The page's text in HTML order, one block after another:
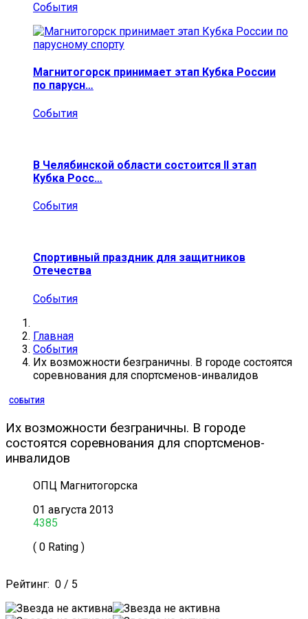
События
Магнитогорск принимает этап Кубка России
по парусн…
События
В Челябинской области состоится II этап
Кубка Росс…
События
Спортивный праздник для защитников
Отечества
События
Главная
События
Их возможности безграничны. В городе состоятся
соревнования для спортсменов-инвалидов
СОБЫТИЯ
Их возможности безграничны. В городе
состоятся соревнования для спортсменов-
инвалидов
ОПЦ Магнитогорска
01 августа 2013
4385
( 0 Rating )
Рейтинг: 0 / 5